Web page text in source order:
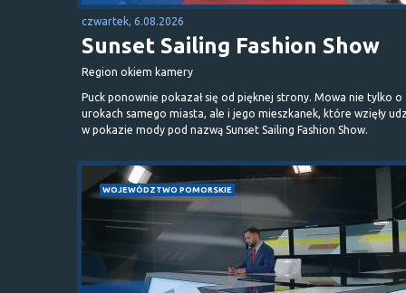
czwartek, 6.08.2026
Sunset Sailing Fashion Show
Region okiem kamery
Puck ponownie pokazał się od pięknej strony. Mowa nie tylko o
urokach samego miasta, ale i jego mieszkanek, które wzięły
w pokazie mody pod nazwą Sunset Sailing Fashion Show.
WOJEWÓDZTWO POMORSKIE